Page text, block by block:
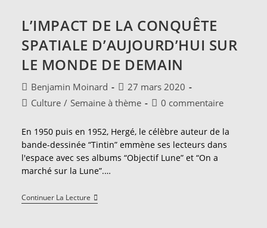
L’IMPACT DE LA CONQUÊTE
SPATIALE D’AUJOURD’HUI SUR
LE MONDE DE DEMAIN
Auteur/autrice
de
Benjamin Moinard
Publication
publiée :
27 mars 2020
PostCulture / Semaine à thème
Commentaires
la
publication :
0 commentaire
En 1950 puis en 1952, Hergé, le célèbre auteur de la
bande-dessinée “Tintin” emmène ses lecteurs dans
l'espace avec ses albums “Objectif Lune” et “On a
marché sur la Lune”.…
Continuer La LectureL’impact
De